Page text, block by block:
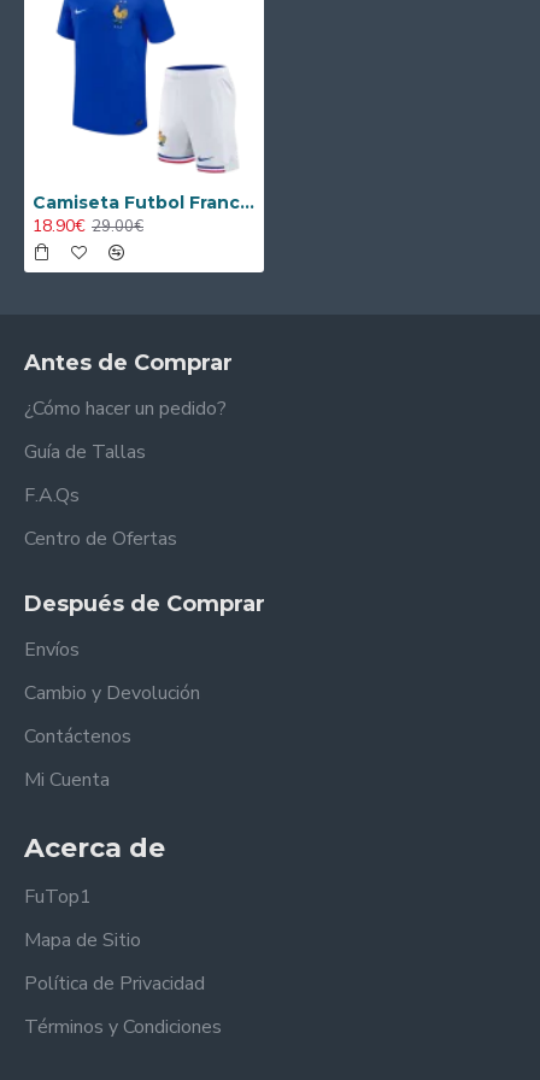
Camiseta Futbol Francia Local 2024 (Camiseta + Pantalón Corto)
18.90€ 29.00€
Antes de Comprar
¿Cómo hacer un pedido?
Guía de Tallas
F.A.Qs
Centro de Ofertas
Después de Comprar
Envíos
Cambio y Devolución
Contáctenos
Mi Cuenta
Acerca de
FuTop1
Mapa de Sitio
Política de Privacidad
Términos y Condiciones